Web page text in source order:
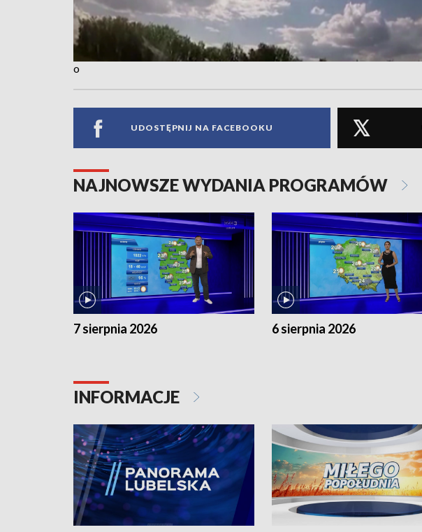
o
UDOSTĘPNIJ NA FACEBOOKU
NAJNOWSZE WYDANIA PROGRAMÓW
7 sierpnia 2026 6 sierpnia 2026
INFORMACJE